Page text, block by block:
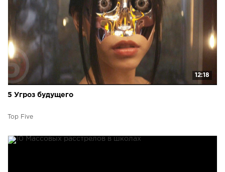
12:18
5 Угроз будущего
Top Five